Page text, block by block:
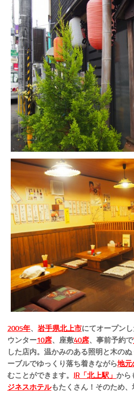
2005年、 岩手県北上市にてオープン
ウンター10席、座敷40席、事前予約で
した店内。温かみのある照明と木の
ーブルでゆっくり落ち着きながら地元
むことができます。 JR「北上駅」 から
ジネスホテルもたくさん！そのため